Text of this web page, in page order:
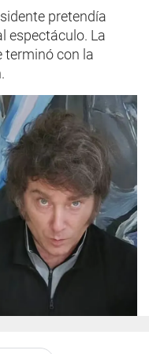
pretendía
espectáculo. La
terminó con la